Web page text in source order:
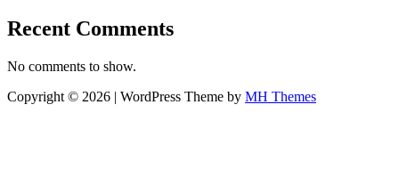
Recent Comments
No comments to show.
Copyright © 2026 | WordPress Theme by MH Themes